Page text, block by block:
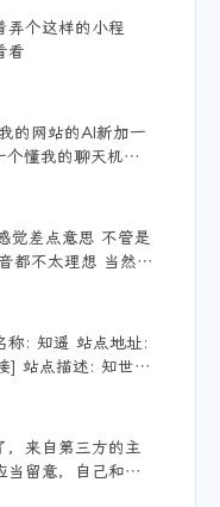
弄个这样的小程
看
的网站的AI新加一
懂我的聊天机器
有DeepSeek的低
点意思 不管是
都不太理想 当然
遥 站点地址:
，来自第三方的主
留意，自己和用ai